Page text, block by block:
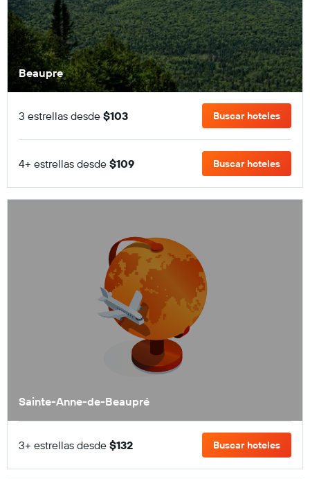
Beaupre
3 estrellas desde $103 Buscar hoteles
4+ estrellas desde $109 Buscar hoteles
Sainte-Anne-de-Beaupré
3+ estrellas desde $132 Buscar hoteles